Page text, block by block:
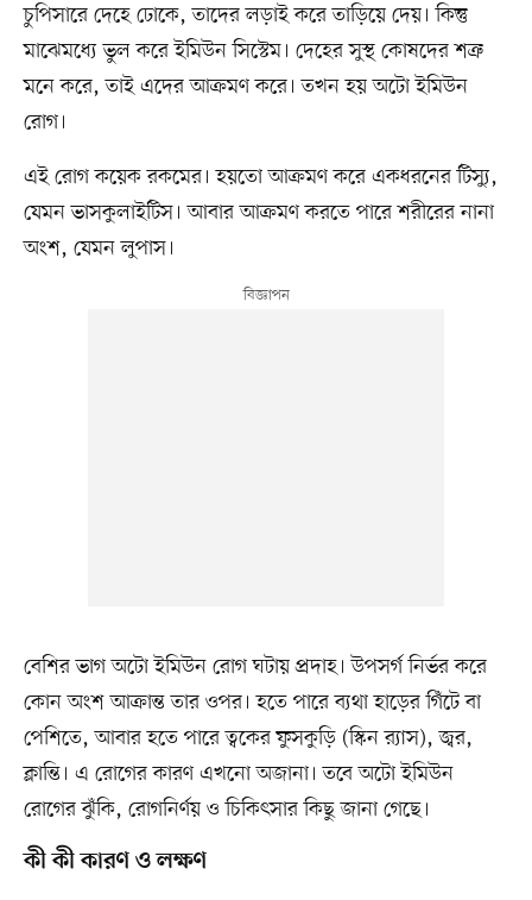
চুপিসারে দেহে ঢোকে, তাদের লড়াই করে তাড়িয়ে দেয়। কিন্তু
মাঝেমধ্যে ভুল করে ইমিউন সিস্টেম। দেহের সুস্থ কোষদের শত্রু
মনে করে, তাই এদের আক্রমণ করে। তখন হয় অটো ইমিউন
রোগ।
এই রোগ কয়েক রকমের। হয়তো আক্রমণ করে একধরনের টিস্যু,
যেমন ভাসকুলাইটিস। আবার আক্রমণ করতে পারে শরীরের নানা
অংশ, যেমন লুপাস।
বেশির ভাগ অটো ইমিউন রোগ ঘটায় প্রদাহ। উপসর্গ নির্ভর করে
কোন অংশ আক্রান্ত তার ওপর। হতে পারে ব্যথা হাড়ের গিঁটে বা
পেশিতে, আবার হতে পারে ত্বকের ফুসকুড়ি (স্কিন র‍্যাস), জ্বর,
ক্লান্তি। এ রোগের কারণ এখনো অজানা। তবে অটো ইমিউন
রোগের ঝুঁকি, রোগনির্ণয় ও চিকিৎসার কিছু জানা গেছে।
কী কী কারণ ও লক্ষণ